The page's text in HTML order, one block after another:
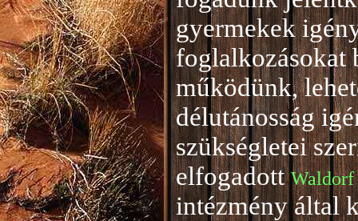
gyermekek
foglalkozásokat
működünk,
délutánosság
szükségletei
elfogadott Waldorf
intézmény által